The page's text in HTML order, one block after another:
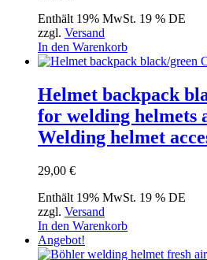
Enthält 19% MwSt. 19 % DE
zzgl. Versand
In den Warenkorb
Helmet backpack
for welding helmets
Welding helmet
29,00 €
Enthält 19% MwSt. 19 % DE
zzgl. Versand
In den Warenkorb
Angebot!